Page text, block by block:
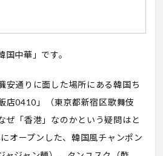
中華」です。
安通りに面した場所にある韓国ち
店0410」（東京都新宿区歌舞伎
ぜ「香港」なのかという疑問はと
オープンした、韓国風チャンポン